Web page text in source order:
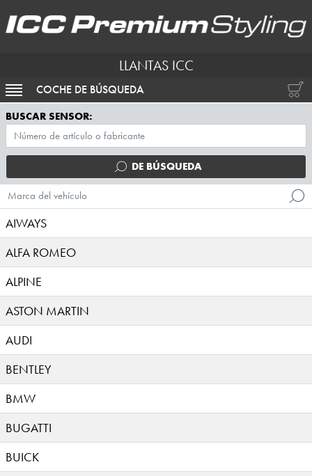
LLANTAS ICC
ACTIVAR NAVEGACIÓN
COCHE DE BÚSQUEDA
BUSCAR SENSOR:
DE BÚSQUEDA
Marca del vehículo
AIWAYS
ALFA ROMEO
ALPINE
ASTON MARTIN
AUDI
BENTLEY
BMW
BUGATTI
BUICK